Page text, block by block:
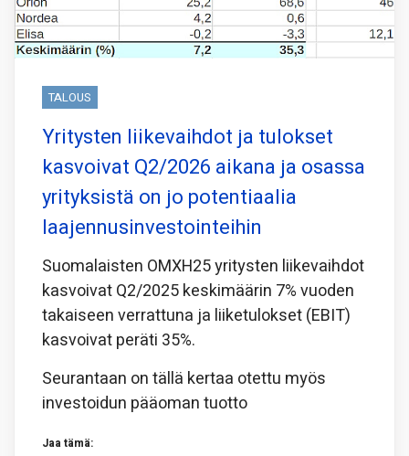
TALOUS
Yritysten liikevaihdot ja tulokset
kasvoivat Q2/2026 aikana ja osassa
yrityksistä on jo potentiaalia
laajennusinvestointeihin
Suomalaisten OMXH25 yritysten liikevaihdot
kasvoivat Q2/2025 keskimäärin 7% vuoden
takaiseen verrattuna ja liiketulokset (EBIT)
kasvoivat peräti 35%.
Seurantaan on tällä kertaa otettu myös
investoidun pääoman tuotto
Jaa tämä: